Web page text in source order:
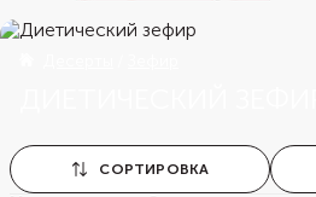
СОРТИРОВКА